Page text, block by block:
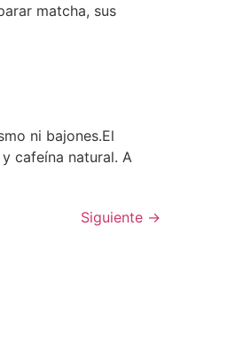
matcha, sus
ni bajones.El
cafeína natural. A
Siguiente →